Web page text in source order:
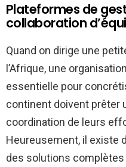
Plateformes de
collaboration
Quand on dirige une
l’Afrique, une
essentielle pour
continent doivent prêter
coordination de leurs
Heureusement, il existe
des solutions